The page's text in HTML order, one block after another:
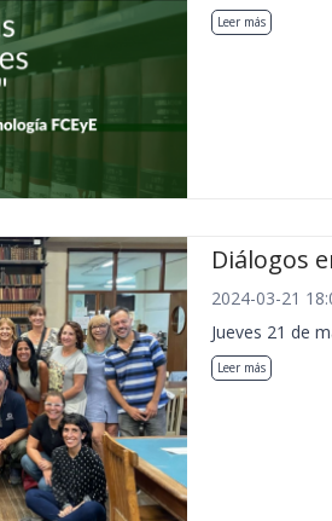
Leer más
Diálogos
2024-03-21
Jueves 21 de
Leer más